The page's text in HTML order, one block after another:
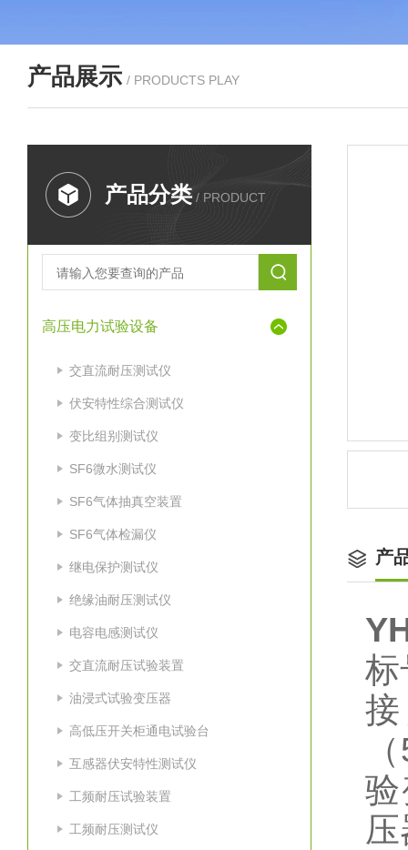
产品展示 / PRODUCTS PLAY
产品分类 / PRODUCT
高压电力试验设备
交直流耐压测试仪
伏安特性综合测试仪
变比组别测试仪
SF6微水测试仪
SF6气体抽真空装置
SF6气体检漏仪
继电保护测试仪
绝缘油耐压测试仪
电容电感测试仪
交直流耐压试验装置
油浸式试验变压器
高低压开关柜通电试验台
互感器伏安特性测试仪
工频耐压试验装置
工频耐压测试仪
产
标